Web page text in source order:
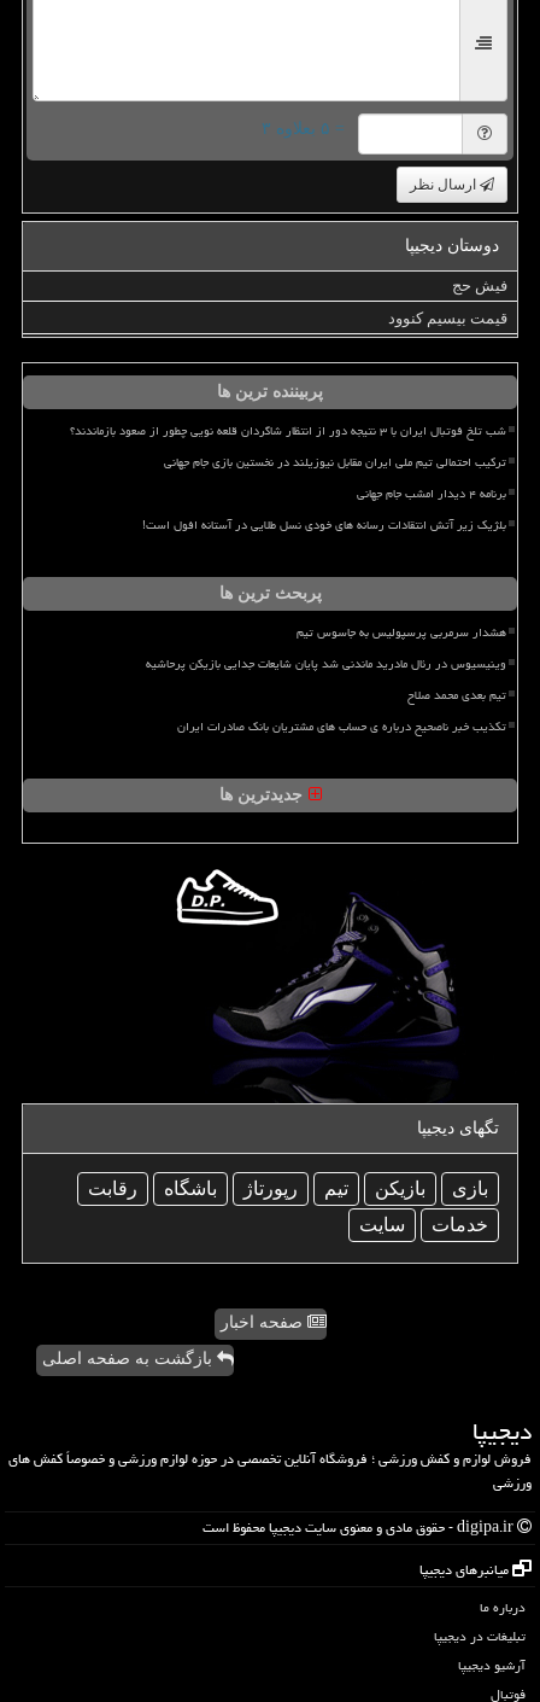
= ۵ بعلاوه ۳
ارسال نظر
دوستان دیجیپا
فیش حج
قیمت بیسیم کنوود
پربیننده ترین ها
شب تلخ فوتبال ایران با ۳ نتیجه دور از انتظار شاگردان قلعه نویی چطور از صعود بازماندند؟
ترکیب احتمالی تیم ملی ایران مقابل نیوزیلند در نخستین بازی جام جهانی
برنامه ۴ دیدار امشب جام جهانی
بلژیک زیر آتش انتقادات رسانه های خودی نسل طلایی در آستانه افول است!
پربحث ترین ها
هشدار سرمربی پرسپولیس به جاسوس تیم
وینیسیوس در رئال مادرید ماندنی شد پایان شایعات جدایی بازیکن پرحاشیه
تیم بعدی محمد صلاح
تکذیب خبر ناصحیح درباره ی حساب های مشتریان بانک صادرات ایران
جدیدترین ها
تگهای دیجیپا
بازی بازیكن تیم رپورتاژ باشگاه
رقابت
خدمات
سایت
صفحه اخبار
بازگشت به صفحه اصلی
دیجیپا
فروش لوازم و کفش ورزشی ؛ فروشگاه آنلاین تخصصی در حوزه لوازم ورزشی و خصوصاً کفش های
ورزشی
میانبرهای دیجیپا
درباره ما
تبلیغات در دیجیپا
آرشیو دیجیپا
فوتبال